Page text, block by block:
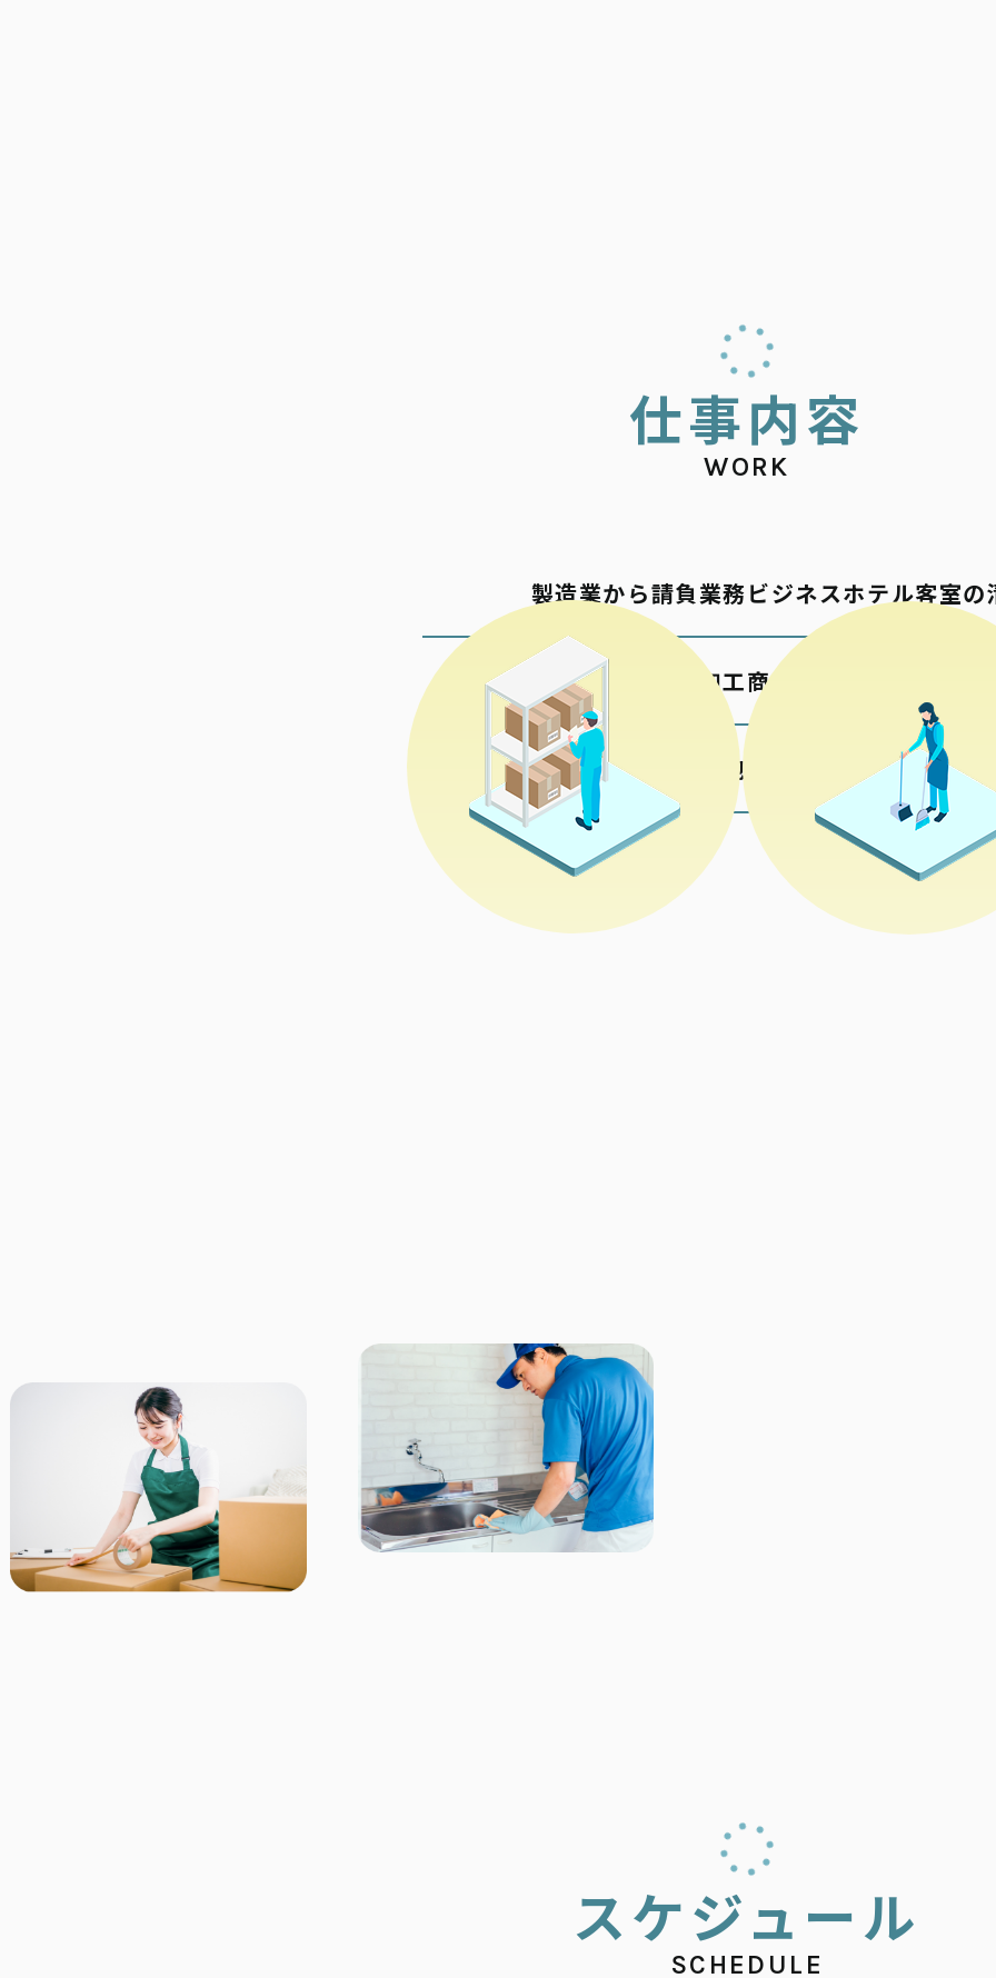
仕事内容
WORK
製造業から請負業務
包材の加工
各種検品梱包
ビジネスホテル客室の
商業施設の清掃
公共施設の清掃
スケジュ ール
SCHEDULE